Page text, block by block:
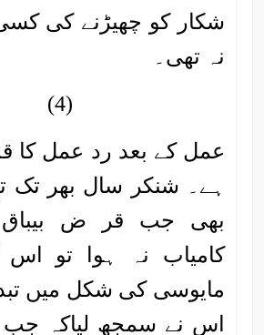
شکار کو چھیڑنے کی
نہ تھی۔
(4)
عمل کے بعد رد عمل کا
ہے۔ شنکر سال بھر تک
بھی جب قر ض بیباق
کامیاب نہ ہوا تو اس
مایوسی کی شکل میں
اس نے سمجھ لیاکہ جب